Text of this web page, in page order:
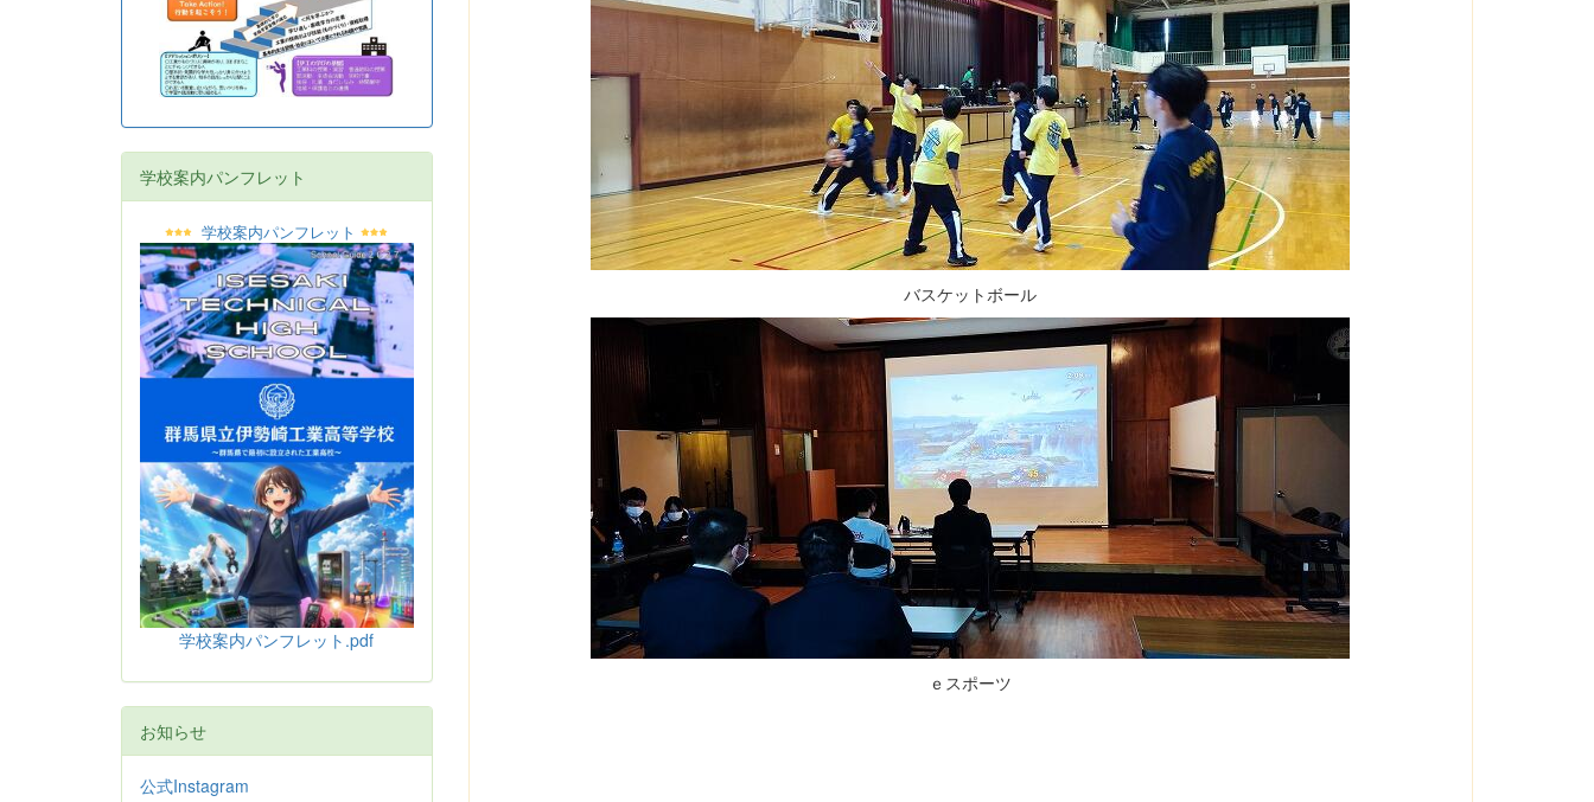
バスケットボール
ｅスポーツ
学校案内パンフレット
学校案内パンフレット
学校案内パンフレット.pdf
お知らせ
公式Instagram